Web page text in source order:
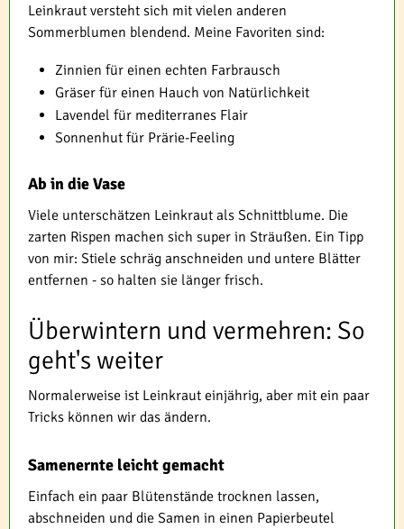
Leinkraut versteht sich mit vielen anderen
Sommerblumen blendend. Meine Favoriten sind:
Zinnien für einen echten Farbrausch
Gräser für einen Hauch von Natürlichkeit
Lavendel für mediterranes Flair
Sonnenhut für Prärie-Feeling
Ab in die Vase
Viele unterschätzen Leinkraut als Schnittblume. Die
zarten Rispen machen sich super in Sträußen. Ein Tipp
von mir: Stiele schräg anschneiden und untere Blätter
entfernen - so halten sie länger frisch.
Überwintern und vermehren: So
geht's weiter
Normalerweise ist Leinkraut einjährig, aber mit ein paar
Tricks können wir das ändern.
Samenernte leicht gemacht
Einfach ein paar Blütenstände trocknen lassen,
abschneiden und die Samen in einen Papierbeutel